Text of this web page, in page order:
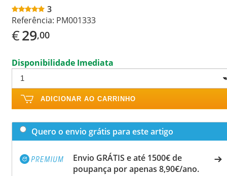
3
Referência: PM001333
€29,00
Disponibilidade Imediata
ADICIONAR AO CARRINHO
Quero o envio grátis para este artigo
Envio GRÁTIS e até 1500€ de
poupança por apenas 8,90€/ano.